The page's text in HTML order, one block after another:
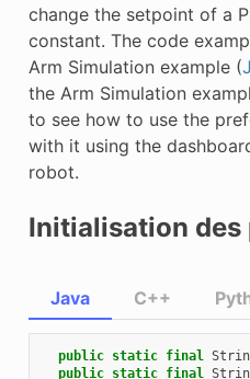
change the setpoint of a
constant. The code
Arm Simulation example (
the Arm Simulation
to see how to use the
with it using the
robot.
Initialisation des
Java
public static final
public static final
C++